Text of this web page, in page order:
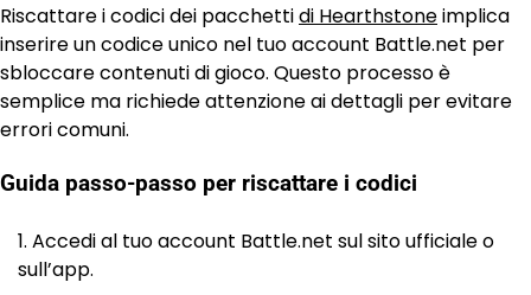
Riscattare i codici dei pacchettidi Hearthstoneimplica
inserire un codice unico nel tuo account Battle.net per
sbloccare contenuti di gioco. Questo processo è
semplice ma richiede attenzione ai dettagli per evitare
errori comuni.
Guida passo-passo per riscattare i codici
Accedi al tuo account Battle.net sul sito ufficiale o
sull’app.